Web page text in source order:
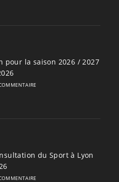
pour la saison 2026 / 2027
du Sport à Lyon